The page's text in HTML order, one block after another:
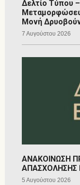
Δελτίο Τύπου
Μονή
7 Αυγούστου 2026
ΑΝΑΚΟΙΝΩΣΗ
ΑΠΑΣΧΟΛΗΣΗΣ
5 Αυγούστου 2026